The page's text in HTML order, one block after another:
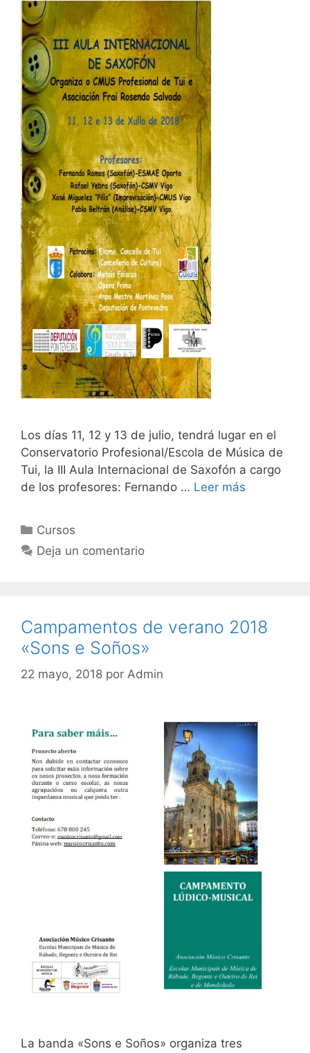
Los días 11, 12 y 13 de julio, tendrá lugar en el
Conservatorio Profesional/Escola de Música de
Tui, la III Aula Internacional de Saxofón a cargo
de los profesores: Fernando … Leer más
Categorías
Cursos
Deja un comentario
Campamentos de verano 2018
«Sons e Soños»
22 mayo, 2018 por Admin
La banda «Sons e Soños» organiza tres